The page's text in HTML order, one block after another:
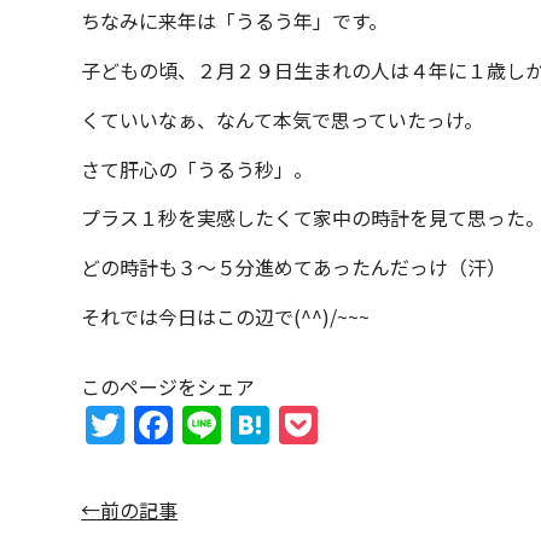
ちなみに来年は「うるう年」です。
子どもの頃、２月２９日生まれの人は４年に１歳し
くていいなぁ、なんて本気で思っていたっけ。
さて肝心の「うるう秒」。
プラス１秒を実感したくて家中の時計を見て思った。
どの時計も３～５分進めてあったんだっけ（汗）
それでは今日はこの辺で(^^)/~~~
このページをシェア
T
w
itt
F
a
c
Li
n
H
at
←前の記事